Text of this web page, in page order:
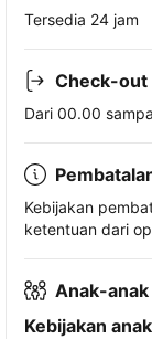
Tersedia 24 jam
Check-out
Dari 00.00
Kebijakan
ketentuan dari
Anak-
Kebijakan anak